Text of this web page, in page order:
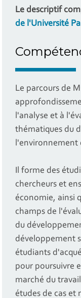
Le descriptif
de l'Université
Le parcours de
l'analyse et à
thématiques du
l'environnement
Il forme des
chercheurs et
économie, ainsi
champs de
du
développement
étudiants
pour poursuivre
marché du
études de cas et